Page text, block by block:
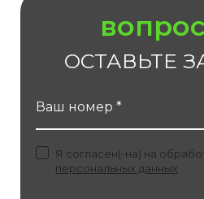
Ваш номер *
Я согласен(-на) на
персональных данных
ОСТАВЬТЕ